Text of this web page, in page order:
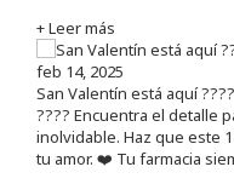
+ Leer más
feb 14, 2025
San Valentín está aquí ????
???? Encuentra el detalle
inolvidable. Haz que este
tu amor. ❤️ Tu farmacia